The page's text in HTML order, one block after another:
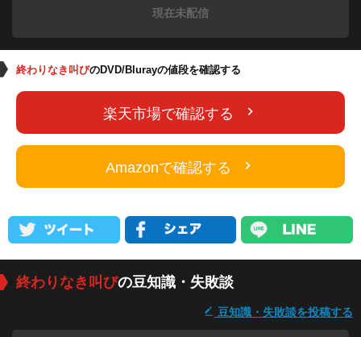
現在未配信
終わりなき叫びのDVD/Blurayの値段を確認する
楽天市場で確認する
Amazonで確認する
終わりなき叫びの豆知識・失敗談
豆知識・失敗談を投稿する